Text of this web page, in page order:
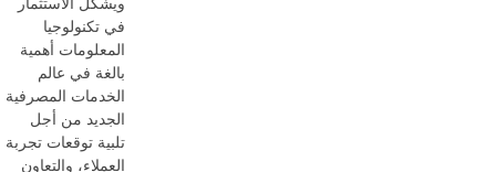
في تكنولوجيا
المعلومات أهمية
بالغة في عالم
الخدمات المصرفية
الجديد من أجل
تلبية توقعات تجربة
العملاء، والتعاون